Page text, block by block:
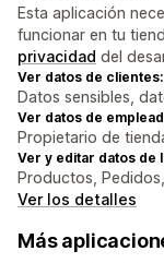
Esta aplicación
funcionar en tu
privacidad del
Ver datos de clientes:
Datos sensibles,
Ver datos de
Propietario de
Ver y editar datos de
Productos,
Ver los detalles
Más